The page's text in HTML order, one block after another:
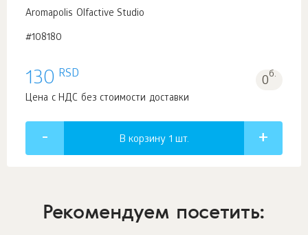
Aromapolis Olfactive Studio
#108180
130 RSD 0б.
Цена с НДС без стоимости доставки
В корзину 1 шт.
Рекомендуем посетить: